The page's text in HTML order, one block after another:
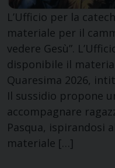
L’Ufficio per la
materiale per il
vedere Gesù”.
disponibile il
Quaresima 2026,
Il sussidio propone
accompagnare
Pasqua, ispirandosi
materiale […]